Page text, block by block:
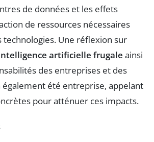
de données et les effets
de ressources nécessaires
Une réflexion sur
artificielle frugale ainsi
des entreprises et des
été entreprise, appelant
pour atténuer ces impacts.